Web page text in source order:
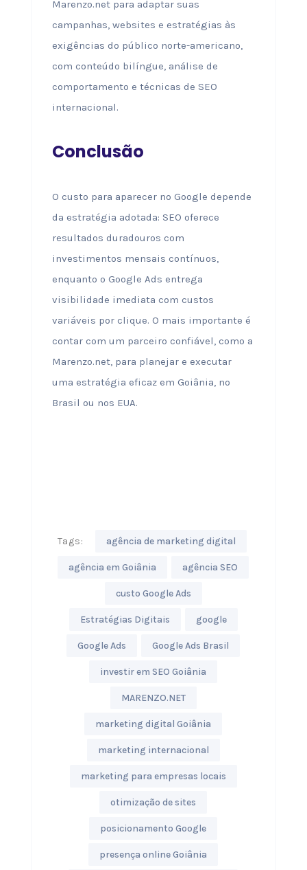
Marenzo.net para adaptar suas
campanhas, websites e estratégias às
exigências do público norte-americano,
com conteúdo bilíngue, análise de
comportamento e técnicas de SEO
internacional.
Conclusão
O custo para aparecer no Google depende
da estratégia adotada: SEO oferece
resultados duradouros com
investimentos mensais contínuos,
enquanto o Google Ads entrega
visibilidade imediata com custos
variáveis por clique. O mais importante é
contar com um parceiro confiável, como a
Marenzo.net, para planejar e executar
uma estratégia eficaz em Goiânia, no
Brasil ou nos EUA.
Tags: agência de marketing digital
agência em Goiânia agência SEO
custo Google Ads
Estratégias Digitais google
Google Ads Google Ads Brasil
investir em SEO Goiânia
MARENZO.NET
marketing digital Goiânia
marketing internacional
marketing para empresas locais
otimização de sites
posicionamento Google
presença online Goiânia